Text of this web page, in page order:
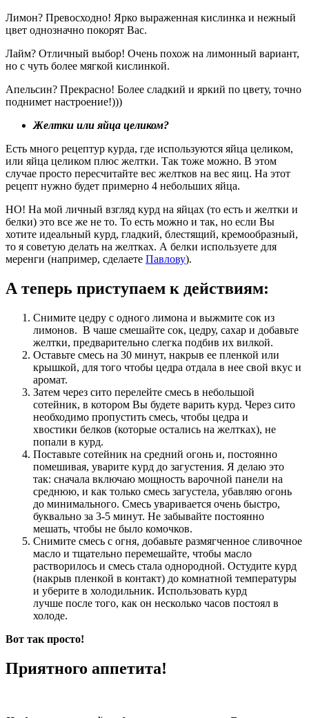
Лимон? Превосходно! Ярко выраженная кислинка и нежный
цвет однозначно покорят Вас.
Лайм? Отличный выбор! Очень похож на лимонный вариант,
но с чуть более мягкой кислинкой.
Апельсин? Прекрасно! Более сладкий и яркий по цвету, точно
поднимет настроение!)))
Желтки или яйца целиком?
Есть много рецептур курда, где используются яйца целиком,
или яйца целиком плюс желтки. Так тоже можно. В этом
случае просто пересчитайте вес желтков на вес яиц. На этот
рецепт нужно будет примерно 4 небольших яйца.
НО! На мой личный взгляд курд на яйцах (то есть и желтки и
белки) это все же не то. То есть можно и так, но если Вы
хотите идеальный курд, гладкий, блестящий, кремообразный,
то я советую делать на желтках. А белки используете для
меренги (например, сделаете Павлову).
А теперь приступаем к действиям:
Снимите цедру с одного лимона и выжмите сок из
лимонов. В чаше смешайте сок, цедру, сахар и добавьте
желтки, предварительно слегка подбив их вилкой.
Оставьте смесь на 30 минут, накрыв ее пленкой или
крышкой, для того чтобы цедра отдала в нее свой вкус и
аромат.
Затем через сито перелейте смесь в небольшой
сотейник, в котором Вы будете варить курд. Через сито
необходимо пропустить смесь, чтобы цедра и
хвостики белков (которые остались на желтках), не
попали в курд.
Поставьте сотейник на средний огонь и, постоянно
помешивая, уварите курд до загустения. Я делаю это
так: сначала включаю мощность варочной панели на
среднюю, и как только смесь загустела, убавляю огонь
до минимального. Смесь уваривается очень быстро,
буквально за 3-5 минут. Не забывайте постоянно
мешать, чтобы не было комочков.
Снимите смесь с огня, добавьте размягченное сливочное
масло и тщательно перемешайте, чтобы масло
растворилось и смесь стала однородной. Остудите курд
(накрыв пленкой в контакт) до комнатной температуры
и уберите в холодильник. Использовать курд
лучше после того, как он несколько часов постоял в
холоде.
Вот так просто!
Приятного аппетита!